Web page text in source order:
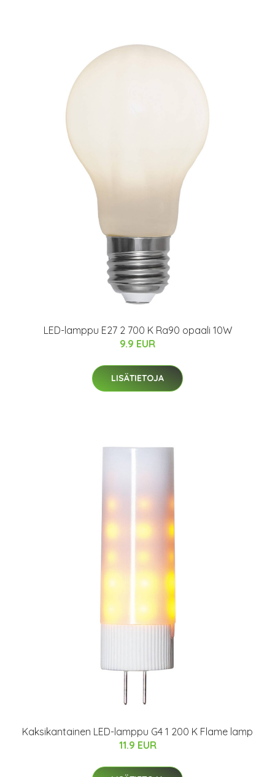
LED-lamppu E27 2 700 K Ra90 opaali 10W
9.9 EUR
LISÄTIETOJA
Kaksikantainen LED-lamppu G4 1 200 K Flame lamp
11.9 EUR